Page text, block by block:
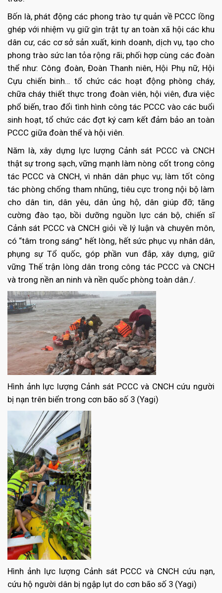
Bốn là, phát động các phong trào tự quản về PCCC lồng
ghép với nhiệm vụ giữ gìn trật tự an toàn xã hội các khu
dân cư, các cơ sở sản xuất, kinh doanh, dịch vụ, tạo cho
phong trào sức lan tỏa rộng rãi; phối hợp cùng các đoàn
thể như: Công đoàn, Đoàn Thanh niên, Hội Phụ nữ, Hội
Cựu chiến binh… tổ chức các hoạt động phòng cháy,
chữa cháy thiết thực trong đoàn viên, hội viên, đưa việc
phổ biến, trao đổi tình hình công tác PCCC vào các buổi
sinh hoạt, tổ chức các đợt ký cam kết đảm bảo an toàn
PCCC giữa đoàn thể và hội viên.
Năm là, xây dựng lực lượng Cảnh sát PCCC và CNCH
thật sự trong sạch, vững mạnh làm nòng cốt trong công
tác PCCC và CNCH, vì nhân dân phục vụ; làm tốt công
tác phòng chống tham nhũng, tiêu cực trong nội bộ làm
cho dân tin, dân yêu, dân ủng hộ, dân giúp đỡ; tăng
cường đào tạo, bồi dưỡng nguồn lực cán bộ, chiến sĩ
Cảnh sát PCCC và CNCH giỏi về lý luận và chuyên môn,
có “tâm trong sáng” hết lòng, hết sức phục vụ nhân dân,
phụng sự Tổ quốc, góp phần vun đắp, xây dựng, giữ
vững Thế trận lòng dân trong công tác PCCC và CNCH
và trong nền an ninh và nền quốc phòng toàn dân./.
Hình ảnh lực lượng Cảnh sát PCCC và CNCH cứu người
bị nạn trên biển trong cơn bão số 3 (Yagi)
Hình ảnh lực lượng Cảnh sát PCCC và CNCH cứu nạn,
cứu hộ người dân bị ngập lụt do cơn bão số 3 (Yagi)